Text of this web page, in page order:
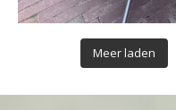
Meer laden